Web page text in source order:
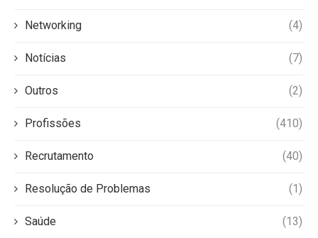
Networking (4)
Notícias (7)
Outros (2)
Profissões (410)
Recrutamento (40)
Resolução de Problemas (1)
Saúde (13)